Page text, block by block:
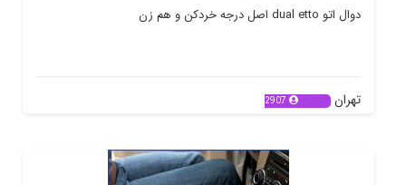
دوال اتو dual etto اصل درجه خردکن و هم زن
تهران 2907